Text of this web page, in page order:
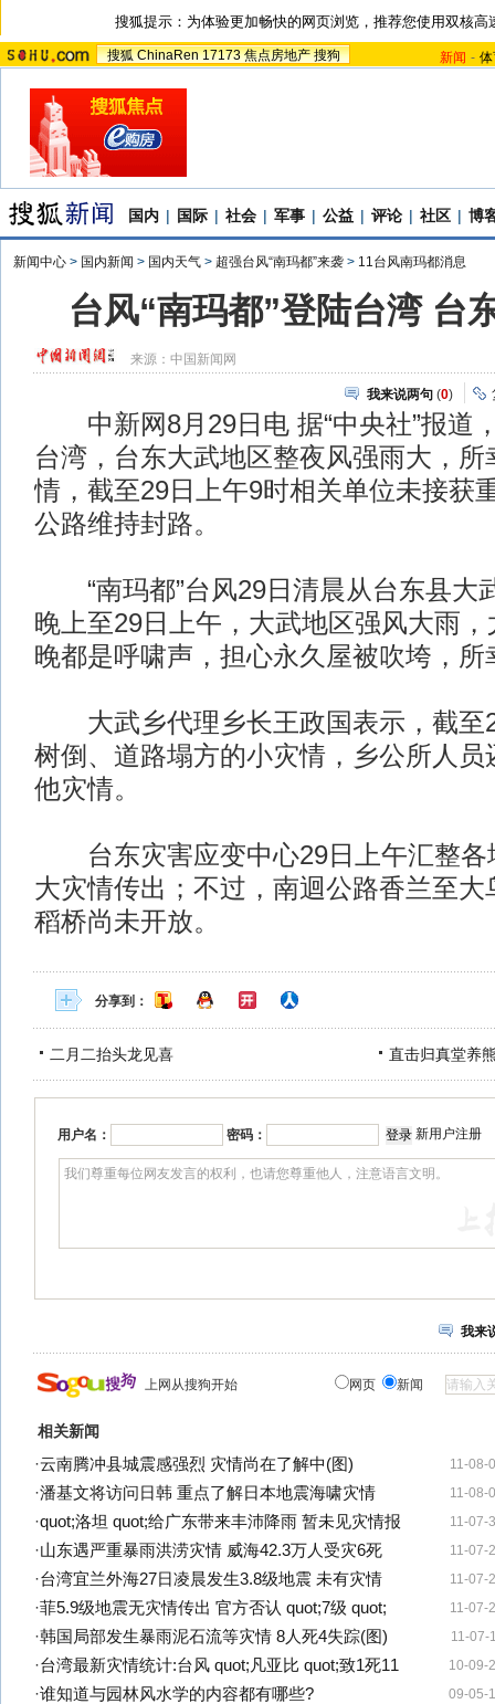
搜狐提示：为体验更加畅快的网页浏览，推荐您使用双核高
搜狐 ChinaRen 17173 焦点房地产 搜狗 新闻 -
国内 | 国际 | 社会 | 军事 | 公益 | 评论 | 社区 | 博
新闻中心 > 国内新闻 > 国内天气 > 超强台风“南玛都”来袭 > 11台风南玛都消息
台风“南玛都”登陆台湾 台
来源： 中国新闻网
我来说两句 (0)
中新网8月29日电 据“中央社”报道，
台湾，台东大武地区整夜风强雨大，所
情，截至29日上午9时相关单位未接获
公路维持封路。
“南玛都”台风29日清晨从台东县大
晚上至29日上午，大武地区强风大雨
晚都是呼啸声，担心永久屋被吹垮，所
大武乡代理乡长王政国表示，截至
树倒、道路塌方的小灾情，乡公所人员
他灾情。
台东灾害应变中心29日上午汇整各
大灾情传出；不过，南迴公路香兰至大
稻桥尚未开放。
分享到：
二月二抬头龙见喜 直击归真堂养
用户名： 密码： 新用户注册
我来
上网从搜狗开始 网页 新闻
相关新闻
11-08-
·云南腾冲县城震感强烈 灾情尚在了解中(图)
11-08-
·潘基文将访问日韩 重点了解日本地震海啸灾情
11-07-
·quot;洛坦 quot;给广东带来丰沛降雨 暂未见灾情报
11-07-
·山东遇严重暴雨洪涝灾情 威海42.3万人受灾6死
11-07-
·台湾宜兰外海27日凌晨发生3.8级地震 未有灾情
11-07-
·菲5.9级地震无灾情传出 官方否认 quot;7级 quot;
11-07-
·韩国局部发生暴雨泥石流等灾情 8人死4失踪(图)
10-09-
·台湾最新灾情统计:台风 quot;凡亚比 quot;致1死11
09-05-
·谁知道与园林风水学的内容都有哪些?